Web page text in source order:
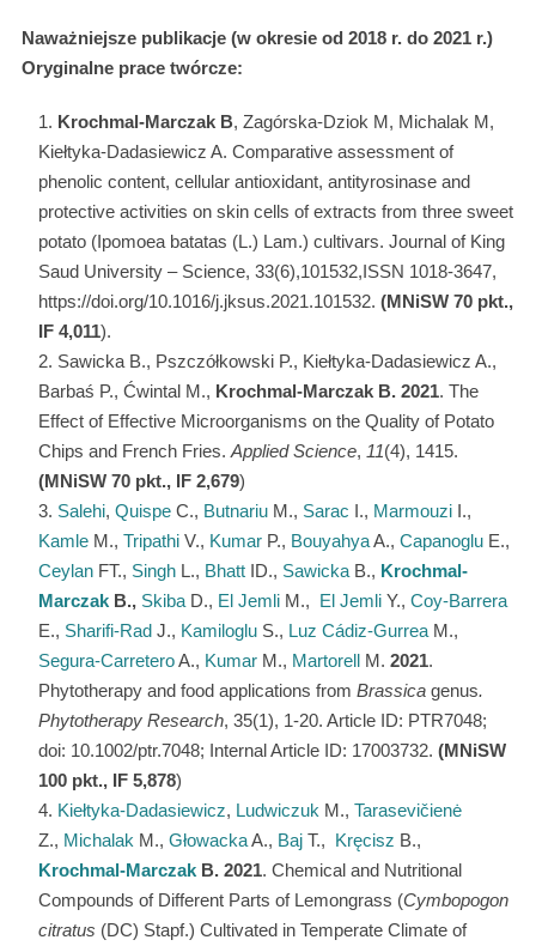
Naważniejsze publikacje (w okresie od 2018 r. do 2021 r.)
Oryginalne prace twórcze:
Krochmal-Marczak B, Zagórska-Dziok M, Michalak M,
Kiełtyka-Dadasiewicz A. Comparative assessment of
phenolic content, cellular antioxidant, antityrosinase and
protective activities on skin cells of extracts from three sweet
potato (Ipomoea batatas (L.) Lam.) cultivars. Journal of King
Saud University – Science, 33(6),101532,ISSN 1018-3647,
https://doi.org/10.1016/j.jksus.2021.101532. (MNiSW 70 pkt.,
IF 4,011).
Sawicka B., Pszczółkowski P., Kiełtyka-Dadasiewicz A.,
Barbaś P., Ćwintal M., Krochmal-Marczak B. 2021. The
Effect of Effective Microorganisms on the Quality of Potato
Chips and French Fries. Applied Science, 11(4), 1415.
(MNiSW 70 pkt., IF 2,679)
Salehi, QuispeC., ButnariuM., Sarac I., MarmouziI.,
KamleM., TripathiV., KumarP., BouyahyaA., CapanogluE.,
CeylanFT., SinghL., BhattID., SawickaB., Krochmal-
MarczakB., SkibaD., El JemliM., El JemliY., Coy-Barrera
E., Sharifi-RadJ., KamilogluS., Luz Cádiz-GurreaM.,
Segura-CarreteroA., KumarM., MartorellM. 2021.
Phytotherapy and food applications from Brassicagenus.
Phytotherapy Research, 35(1), 1-20. Article ID: PTR7048;
doi: 10.1002/ptr.7048; Internal Article ID: 17003732. (MNiSW
100 pkt., IF 5,878)
Kiełtyka-Dadasiewicz, Ludwiczuk M., Tarasevičienė
Z., Michalak M., GłowackaA., BajT., Kręcisz B.,
Krochmal-MarczakB. 2021. Chemical and Nutritional
Compounds of Different Parts of Lemongrass (Cymbopogon
citratus (DC) Stapf.) Cultivated in Temperate Climate of